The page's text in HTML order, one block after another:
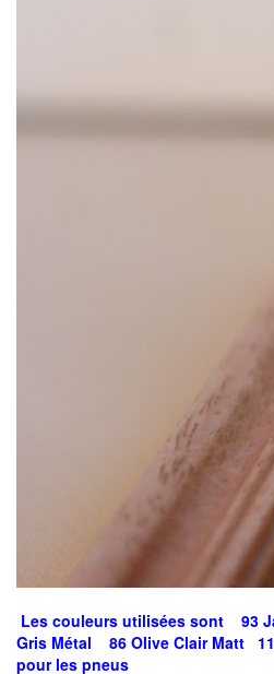
Les couleurs utilisées sont 93
Gris Métal 86 Olive Clair Matt
pour les pneus